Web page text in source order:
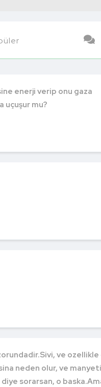
enerji verip onu gaza
uçuşur mu?
ve
neden olur, ve
sorarsan, o